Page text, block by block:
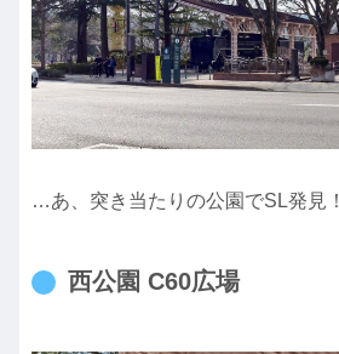
…あ、突き当たりの公園でSL発見！
西公園 C60広場